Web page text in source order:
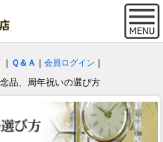
Ｑ＆Ａ 会員ログイン
品、周年祝いの選び方